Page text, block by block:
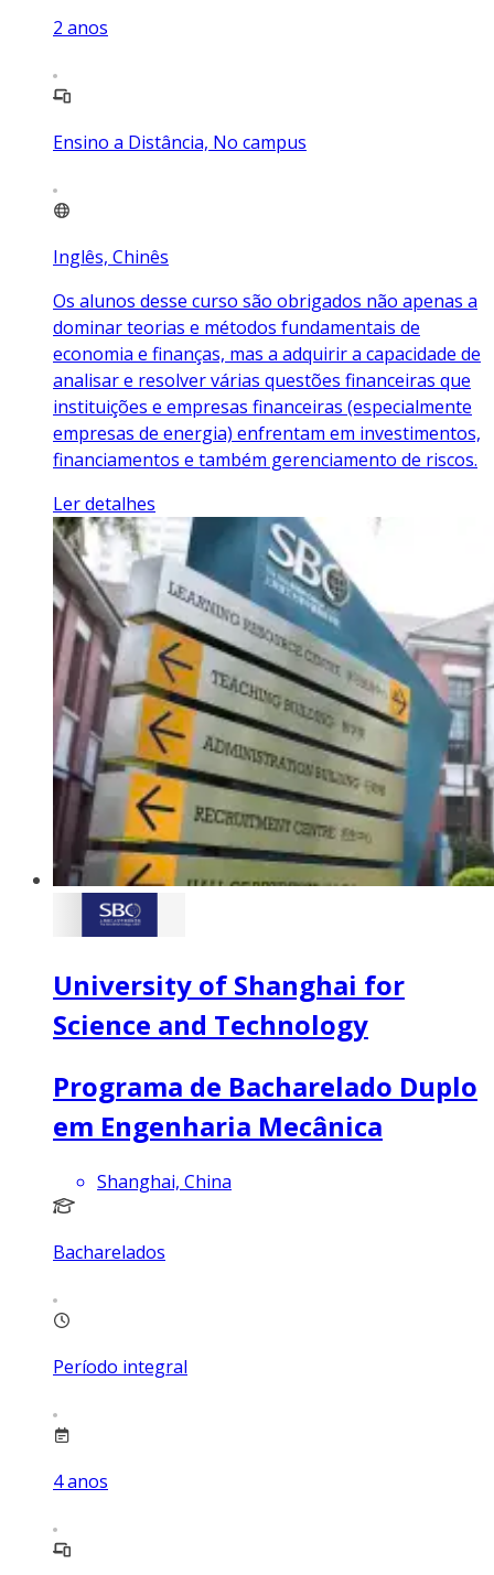
2 anos
Ensino a Distância, No campus
Inglês, Chinês
Os alunos desse curso são obrigados não apenas a
dominar teorias e métodos fundamentais de
economia e finanças, mas a adquirir a capacidade de
analisar e resolver várias questões financeiras que
instituições e empresas financeiras (especialmente
empresas de energia) enfrentam em investimentos,
financiamentos e também gerenciamento de riscos.
Ler detalhes
University of Shanghai for
Science and Technology
Programa de Bacharelado Duplo
em Engenharia Mecânica
Shanghai, China
Bacharelados
Período integral
4anos